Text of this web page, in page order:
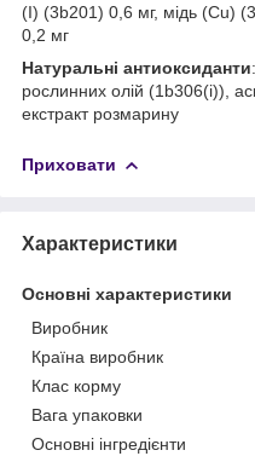
(I) (3b201) 0,6 мг, мідь (Cu)
0,2 мг
Натуральні антиоксиданти
рослинних олій (1b306(i)),
екстракт розмарину
Приховати
Характеристики
Основні характеристики
Виробник
Країна виробник
Клас корму
Вага упаковки
Основні інгредієнти